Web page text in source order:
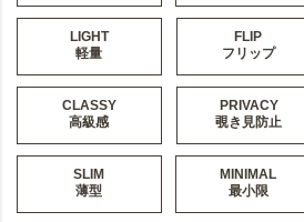
LIGHT
軽量
FLIP
フリップ
CLASSY
高級感
PRIVACY
覗き見防止
SLIM
薄型
MINIMAL
最小限